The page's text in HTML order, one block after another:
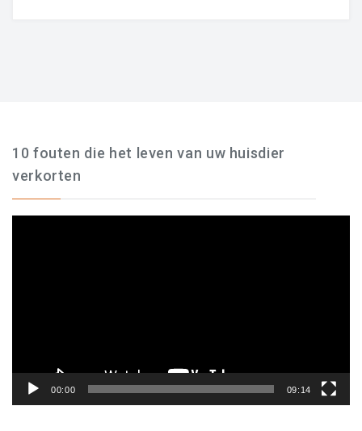
10 fouten die het leven van uw huisdier
verkorten
00:00 09:14